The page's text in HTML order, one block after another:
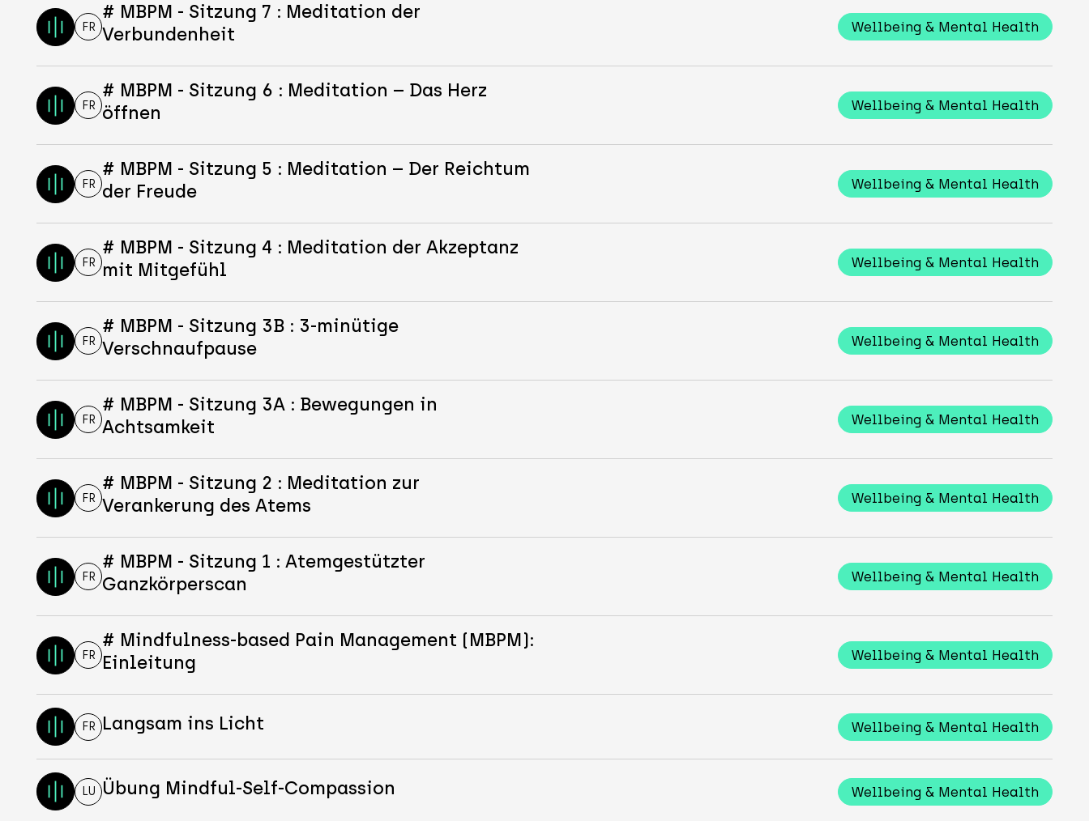
FR
# MBPM - Sitzung 7 : Meditation der
Verbundenheit
Wellbeing & Mental Health
FR
# MBPM - Sitzung 6 : Meditation – Das Herz
öffnen
Wellbeing & Mental Health
FR
# MBPM - Sitzung 5 : Meditation – Der Reichtum
der Freude
Wellbeing & Mental Health
FR
# MBPM - Sitzung 4 : Meditation der Akzeptanz
mit Mitgefühl
Wellbeing & Mental Health
FR
# MBPM - Sitzung 3B : 3-minütige
Verschnaufpause
Wellbeing & Mental Health
FR
# MBPM - Sitzung 3A : Bewegungen in
Achtsamkeit
Wellbeing & Mental Health
FR
# MBPM - Sitzung 2 : Meditation zur
Verankerung des Atems
Wellbeing & Mental Health
FR
# MBPM - Sitzung 1 : Atemgestützter
Ganzkörperscan
Wellbeing & Mental Health
FR
# Mindfulness-based Pain Management (MBPM):
Einleitung
Wellbeing & Mental Health
FR Langsam ins Licht Wellbeing & Mental Health
LU Übung Mindful-Self-Compassion Wellbeing & Mental Health